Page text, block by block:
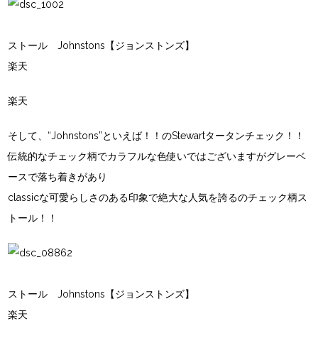
ストール Johnstons【ジョンストンズ】
楽天
楽天
そして、“Johnstons”といえば！！のStewartタータンチェック！！
伝統的なチェック柄でカラフルな色使いではございますがグレーベ
ースで落ち着きがあり
classicな可愛らしさのある印象で絶大な人気を誇るのチェック柄ス
トール！！
ストール Johnstons【ジョンストンズ】
楽天